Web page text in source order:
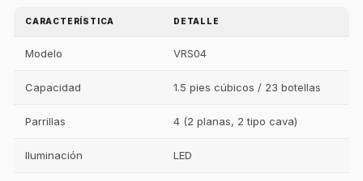
CARACTERÍSTICA DETALLE
Modelo VRS04
Capacidad 1.5 pies cúbicos / 23 botellas
Parrillas 4 (2 planas, 2 tipo cava)
Iluminación LED